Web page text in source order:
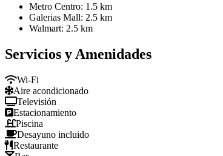
Metro Centro: 1.5 km
Galerias Mall: 2.5 km
Walmart: 2.5 km
Servicios y Amenidades
Wi-Fi
Aire acondicionado
Televisión
Estacionamiento
Piscina
Desayuno incluido
Restaurante